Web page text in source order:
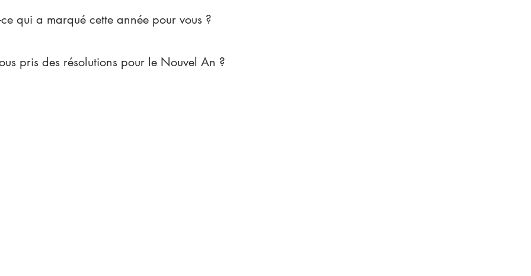
qui a marqué cette année pour vous ?
pris des résolutions pour le Nouvel An ?